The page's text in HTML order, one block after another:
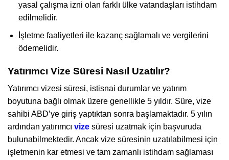
yasal çalışma izni olan farklı ülke vatandaşları istihdam
edilmelidir.
İşletme faaliyetleri ile kazanç sağlamalı ve vergilerini
ödemelidir.
Yatırımcı Vize Süresi Nasıl Uzatılır?
Yatırımcı vizesi süresi, istisnai durumlar ve yatırım
boyutuna bağlı olmak üzere genellikle 5 yıldır. Süre, vize
sahibi ABD’ye giriş yaptıktan sonra başlamaktadır. 5 yılın
ardından yatırımcı vize süresi uzatmak için başvuruda
bulunabilmektedir. Ancak vize süresinin uzatılabilmesi için
işletmenin kar etmesi ve tam zamanlı istihdam sağlaması